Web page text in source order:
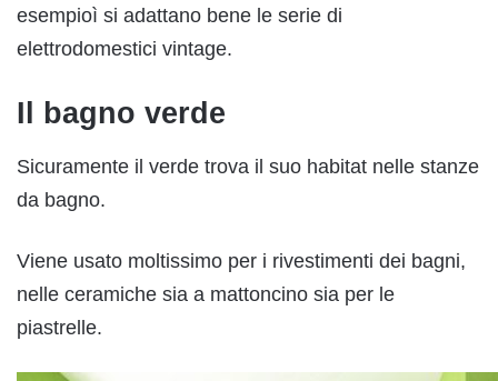
esempioì si adattano bene le serie di
elettrodomestici vintage.
Il bagno verde
Sicuramente il verde trova il suo habitat nelle stanze
da bagno.
Viene usato moltissimo per i rivestimenti dei bagni,
nelle ceramiche sia a mattoncino sia per le
piastrelle.